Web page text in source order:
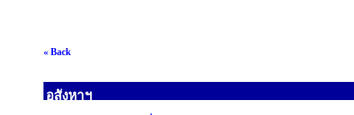
« Back
อสังหาฯ